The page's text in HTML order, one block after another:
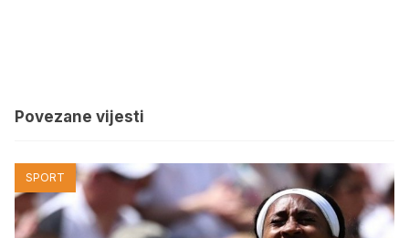
Povezane vijesti
SPORT